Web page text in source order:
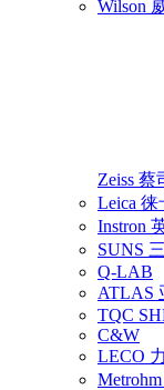
Wilson
Zeiss 蔡
Leica 徕
Instron
SUNS
Q-LAB
ATLAS
TQC
C&W
LECO